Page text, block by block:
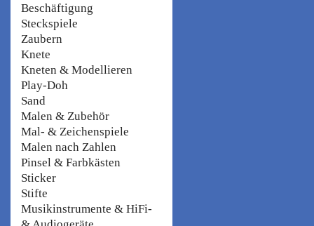
Beschäftigung
Steckspiele
Zaubern
Knete
Kneten & Modellieren
Play-Doh
Sand
Malen & Zubehör
Mal- & Zeichenspiele
Malen nach Zahlen
Pinsel & Farbkästen
Sticker
Stifte
Musikinstrumente & HiFi-